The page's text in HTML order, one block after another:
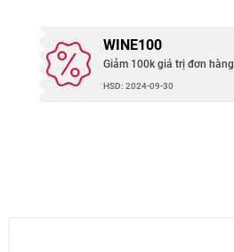
WINE100
Giảm 100k giá trị đơn hàng
HSD: 2024-09-30